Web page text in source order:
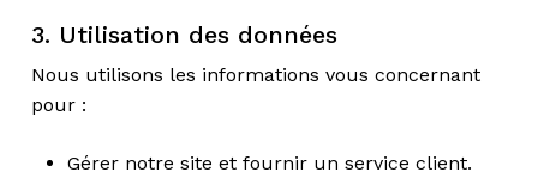
3. Utilisation des données
Nous utilisons les informations vous concernant
pour :
Gérer notre site et fournir un service client.